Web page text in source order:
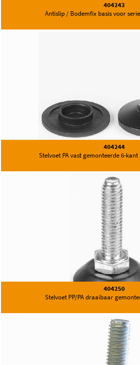
404243
Antislip / Bodemfix basis voor serie
404244
Stelvoet PA vast gemonteerde 6-
404250
Stelvoet PP/PA draaibaar